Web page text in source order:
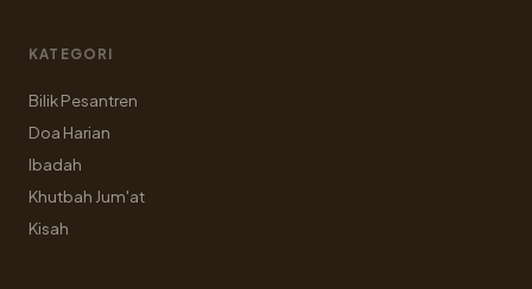
KATEGORI
Bilik Pesantren
Doa Harian
Ibadah
Khutbah Jum'at
Kisah